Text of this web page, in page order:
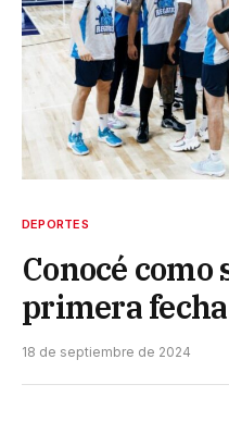
DEPORTES
Conocé como
primera
18 de septiembre de 2024